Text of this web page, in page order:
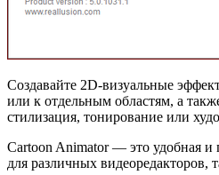
Создавайте 2D-визуальные
или к отдельным областям, а
стилизация, тонирование или
Cartoon Animator — это удобная и
для различных видеоредакторов,